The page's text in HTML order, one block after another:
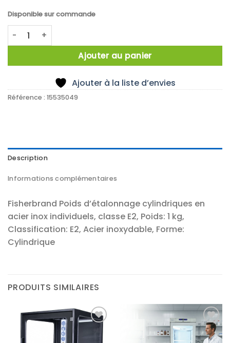
Disponible sur commande
quantité de Poids etalon cylindrique 1kg E2 inox
Ajouter au panier
Ajouter à la liste d’envies
Référence : 15535049
Description
Informations complémentaires
Fisherbrand Poids d’étalonnage cylindriques en
acier inox individuels, classe E2, Poids: 1 kg,
Classification: E2, Acier inoxydable, Forme:
Cylindrique
PRODUITS SIMILAIRES